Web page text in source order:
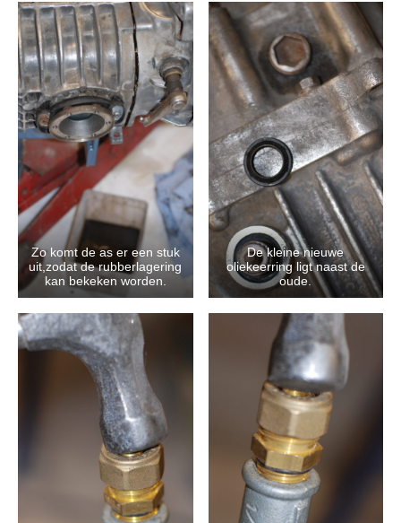
Zo komt de as er een stuk
uit,zodat de rubberlagering
kan bekeken worden.
De kleine nieuwe
oliekeerring ligt naast de
oude.